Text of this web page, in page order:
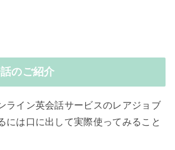
のご紹介
ライン英会話サービスのレアジョブ
には口に出して実際使ってみること